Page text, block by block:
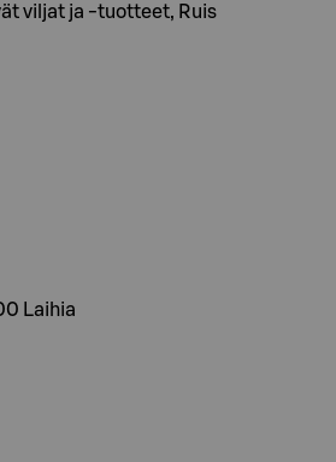
viljat ja -tuotteet, Ruis
Laihia